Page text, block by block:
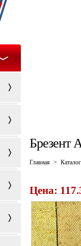
Брезент
Главная >
Цена: